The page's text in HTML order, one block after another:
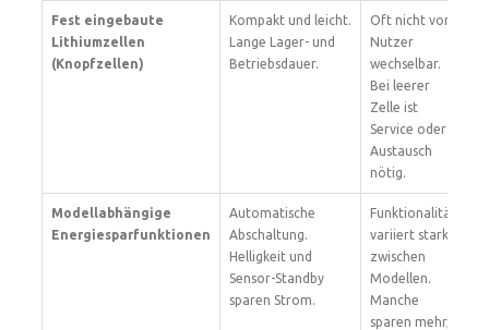
Fest eingebaute
Lithiumzellen
(Knopfzellen)
Kompakt und leicht.
Lange Lager- und
Betriebsdauer.
Oft nicht vom
Nutzer
wechselbar.
Bei leerer
Zelle ist
Service oder
Austausch
nötig.
Modellabhängige
Energiesparfunktionen
Automatische
Abschaltung.
Helligkeit und
Sensor-Standby
sparen Strom.
Funktionalität
variiert stark
zwischen
Modellen.
Manche
sparen mehr,